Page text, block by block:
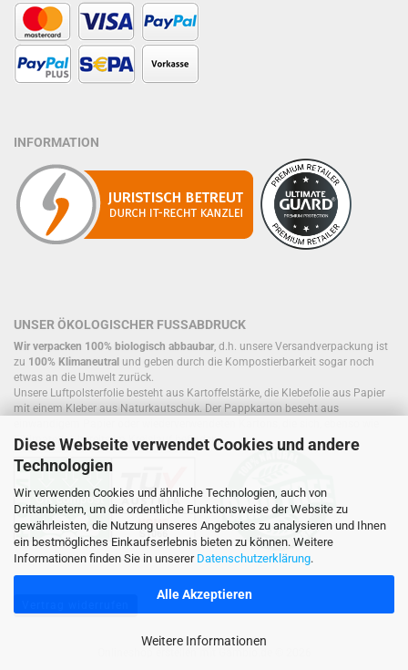
Diese Webseite verwendet Cookies und andere
Technologien
Wir verwenden Cookies und ähnliche Technologien, auch von
Drittanbietern, um die ordentliche Funktionsweise der Website zu
gewährleisten, die Nutzung unseres Angebotes zu analysieren und Ihnen
ein bestmögliches Einkaufserlebnis bieten zu können. Weitere
Informationen finden Sie in unserer Datenschutzerklärung.
Alle Akzeptieren
Weitere Informationen
INFORMATION
UNSER ÖKOLOGISCHER FUSSABDRUCK
Wir verpacken 100% biologisch abbaubar, d.h. unsere Versandverpackung ist
zu 100% Klimaneutral und geben durch die Kompostierbarkeit sogar noch
etwas an die Umwelt zurück.
Unsere Luftpolsterfolie besteht aus Kartoffelstärke, die Klebefolie aus Papier
mit einem Kleber aus Naturkautschuk. Der Pappkarton beseht aus
Füllmaterial, bereits im Kreislauf befinden.